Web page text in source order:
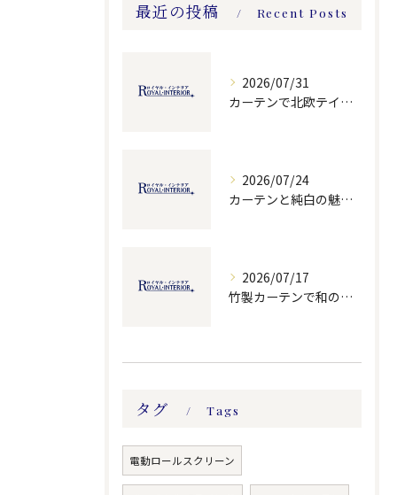
最近の投稿 Recent Posts
2026/07/31
カーテンで北欧テイストを実現する選び方とおしゃれに魅せる部屋づくりガイド
2026/07/24
カーテンと純白の魅力を活かす福岡県北九州市小倉北区の選び方と採寸のポイント
2026/07/17
竹製カーテンで和の雰囲気と快適さを両立する自然素材インテリアの選び方
タグ Tags
電動ロールスクリーン